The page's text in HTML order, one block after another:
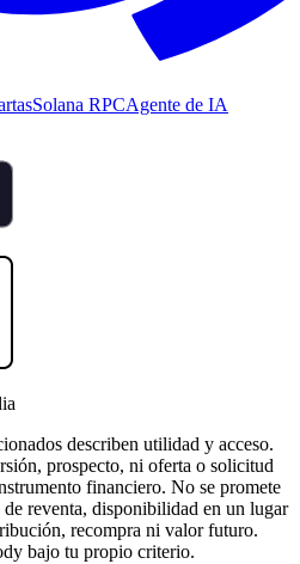
Solana RPCAgente de IA
describen utilidad y acceso.
prospecto, ni oferta o solicitud
financiero. No se promete
reventa, disponibilidad en un lugar
recompra ni valor futuro.
bajo tu propio criterio.